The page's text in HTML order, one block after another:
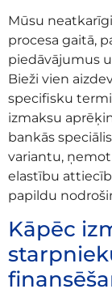
Mūsu
procesa gaitā,
piedāvājumus
Bieži vien
specifisku
izmaksu
bankās
variantu,
elastību
papildu
Kāpēc